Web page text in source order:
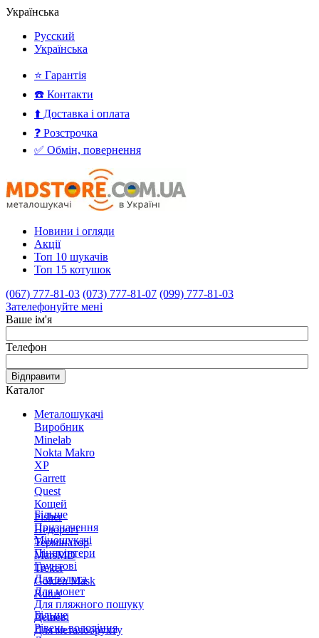
Українська
Русский
Українська
⭐ Гарантія
☎️ Контакти
⬆️ Доставка і оплата
❓ Розстрочка
✅ Обмін, повернення
Новини і огляди
Акції
Топ 10 шукачів
Топ 15 котушок
(067) 777-81-03 (073) 777-81-07 (099) 777-81-03
Зателефонуйте мені
Ваше ім'я
Телефон
Відправити
Каталог
Металошукачі
Виробник
Minelab
Nokta Makro
XP
Garrett
Quest
Кощей
Fisher
Недорогі
Термінатор
MarsMD
Treker
Golden Mask
Rutus
Більше
Призначення
Міношукачі
Пінпоінтери
Грунтові
Для золота
Для монет
Для пляжного пошуку
Дешеві
Для металобрухту
Більше
Рівень володіння